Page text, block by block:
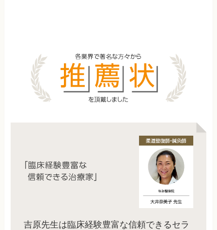
吉原先生は臨床経験豊富な信頼できるセラ